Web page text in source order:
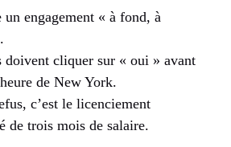
engagement « à fond, à
doivent cliquer sur « oui » avant
de New York.
c’est le licenciement
de trois mois de salaire.